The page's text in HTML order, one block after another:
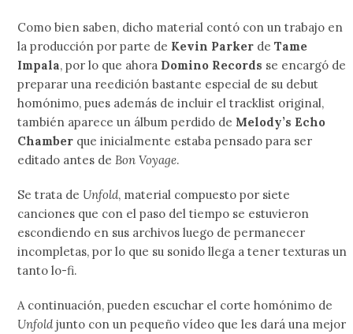
Como bien saben, dicho material contó con un trabajo en
la producción por parte de Kevin Parker deTame
Impala, por lo que ahora Domino Records se encargó de
preparar una reedición bastante especial de su debut
homónimo, pues además de incluir el tracklist original,
también aparece un álbum perdido de Melody’s Echo
Chamber que inicialmente estaba pensado para ser
editado antes de Bon Voyage.
Se trata de Unfold, material compuesto por siete
canciones que con el paso del tiempo se estuvieron
escondiendo en sus archivos luego de permanecer
incompletas, por lo que su sonido llega a tener texturas un
tanto lo-fi.
A continuación, pueden escuchar el corte homónimo de
Unfold junto con un pequeño vídeo que les dará una mejor